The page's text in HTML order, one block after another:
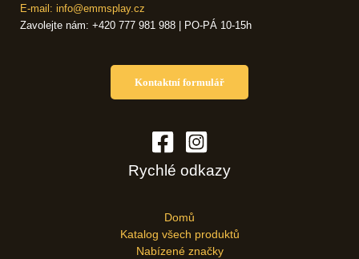
E-mail: info@emmsplay.cz
Zavolejte nám: +420 777 981 988 | PO-PÁ 10-15h
Kontaktní formulář
Rychlé odkazy
Domů
Katalog všech produktů
Nabízené značky